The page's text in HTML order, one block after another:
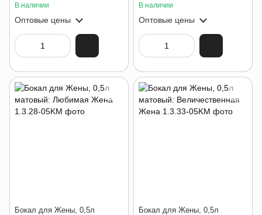
В наличии
Оптовые цены
В наличии
Оптовые цены
Бокал для Жены, 0,5л
Бокал для Жены, 0,5л